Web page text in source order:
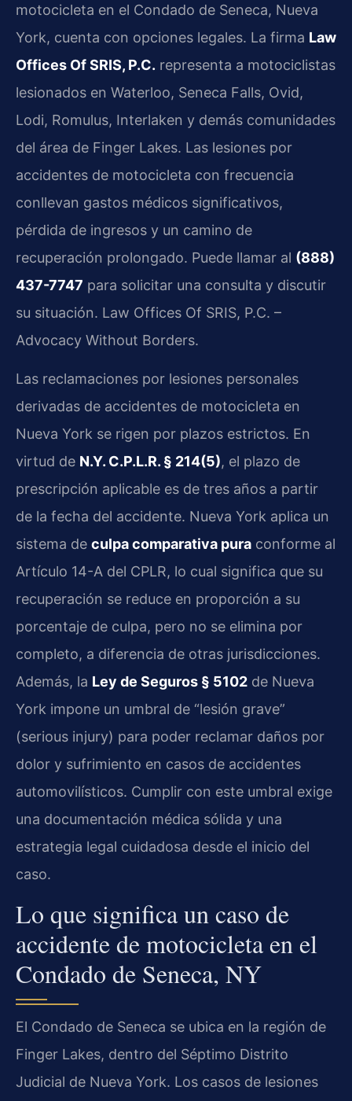
motocicleta en el Condado de Seneca, Nueva
York, cuenta con opciones legales. La firma Law
Offices Of SRIS, P.C. representa a motociclistas
lesionados en Waterloo, Seneca Falls, Ovid,
Lodi, Romulus, Interlaken y demás comunidades
del área de Finger Lakes. Las lesiones por
accidentes de motocicleta con frecuencia
conllevan gastos médicos significativos,
pérdida de ingresos y un camino de
recuperación prolongado. Puede llamar al (888)
437-7747 para solicitar una consulta y discutir
su situación. Law Offices Of SRIS, P.C. –
Advocacy Without Borders.
Las reclamaciones por lesiones personales
derivadas de accidentes de motocicleta en
Nueva York se rigen por plazos estrictos. En
virtud de N.Y. C.P.L.R. § 214(5), el plazo de
prescripción aplicable es de tres años a partir
de la fecha del accidente. Nueva York aplica un
sistema de culpa comparativa pura conforme al
Artículo 14-A del CPLR, lo cual significa que su
recuperación se reduce en proporción a su
porcentaje de culpa, pero no se elimina por
completo, a diferencia de otras jurisdicciones.
Además, la Ley de Seguros § 5102 de Nueva
York impone un umbral de “lesión grave”
(serious injury) para poder reclamar daños por
dolor y sufrimiento en casos de accidentes
automovilísticos. Cumplir con este umbral exige
una documentación médica sólida y una
estrategia legal cuidadosa desde el inicio del
caso.
Lo que significa un caso de
accidente de motocicleta en el
Condado de Seneca, NY
El Condado de Seneca se ubica en la región de
Finger Lakes, dentro del Séptimo Distrito
Judicial de Nueva York. Los casos de lesiones